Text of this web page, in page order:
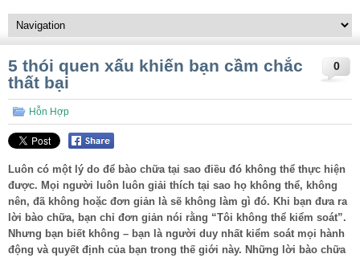
0
5 thói quen xấu khiến bạn cầm chắc
thất bại
Hỗn Hợp
Luôn có một lý do để bào chữa tại sao điều đó không thể thực hiện
được. Mọi người luôn luôn giải thích tại sao họ không thể, không
nên, đã không hoặc đơn giản là sẽ không làm gì đó. Khi bạn đưa ra
lời bào chữa, bạn chỉ đơn giản nói rằng “Tôi không thể kiểm soát”.
Nhưng bạn biết không – bạn là người duy nhất kiểm soát mọi hành
động và quyết định của bạn trong thế giới này. Những lời bào chữa